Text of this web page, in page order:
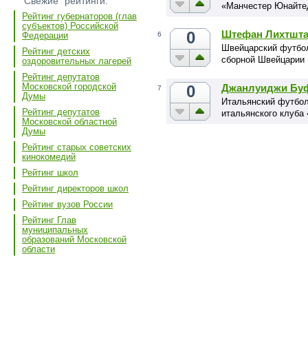
Рейтинг губернаторов (глав
субъектов) Российской
Федерации
Рейтинг детских
оздоровительных лагерей
Рейтинг депутатов
Московской городской
Думы
Рейтинг депутатов
Московской областной
Думы
Рейтинг старых советских
кинокомедий
Рейтинг школ
Рейтинг директоров школ
Рейтинг вузов России
Рейтинг Глав
муниципальных
образований Московской
области
«Манчестер
6 0 Штефан
Швейцарский
сборной Швейцарии
7 0 Джанлуиджи
Итальянский
итальянского